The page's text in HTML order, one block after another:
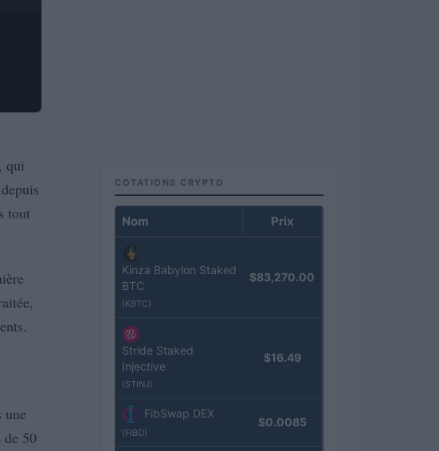
qui
tout
une
de 50
COTATIONS CRYPTO
Nom Prix
Kinza Babylon Staked
BTC
(KBTC)
$83,270.00
Stride Staked
Injective
(STINJ)
$16.49
FibSwap DEX
(FIBO)
$0.0085